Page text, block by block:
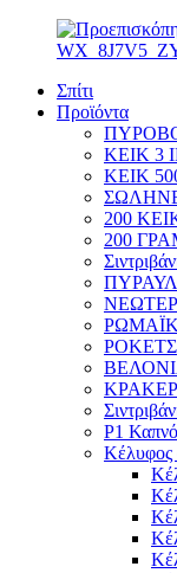
Σπίτι
Προϊόντα
ΚΕΙΚ 3
ΚΕΙΚ
200
200
ΡΟΚΕΤΣ
ΚΡΑΚΕΡ
P1
Κέλυφος